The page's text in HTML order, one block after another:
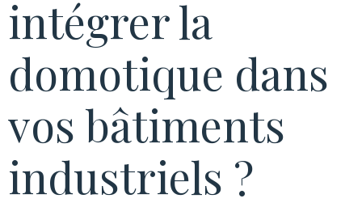
intégrer la
domotique dans
vos bâtiments
industriels ?